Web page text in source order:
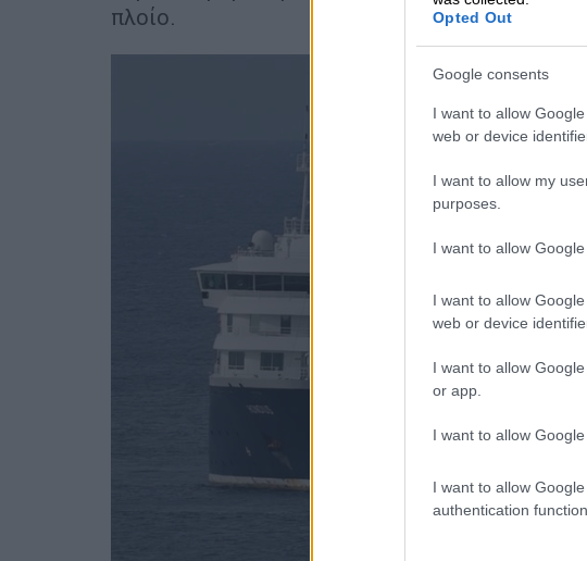
Opted Out
Google consents
I want to allow
web or device
I want to allow my
purposes.
I want to allow
I want to allow
web or device
I want to allow
or app.
I want to allow
I want to allow
authentication
πλοίο.